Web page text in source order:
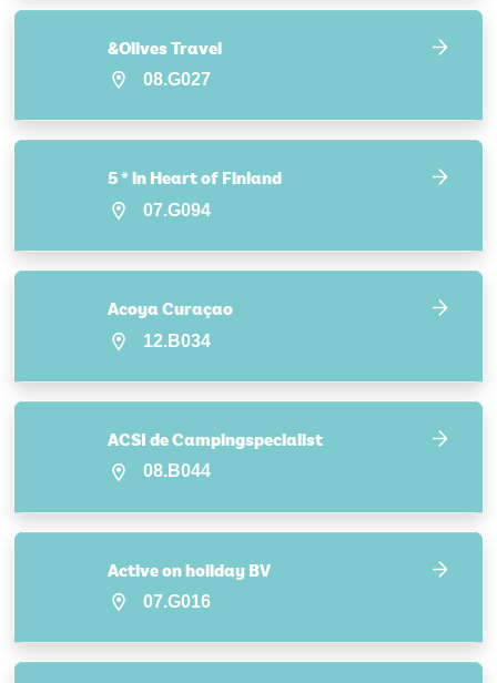
&Olives Travel
08.G027
5 * in Heart of Finland
07.G094
Acoya Curaçao
12.B034
ACSI de Campingspecialist
08.B044
Active on holiday BV
07.G016